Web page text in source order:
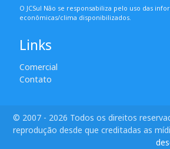
O JCSul Não se responsabiliza pelo uso das
econômicas/clima disponibilizados.
Links
Comercial
Contato
© 2007 - 2026 Todos os direitos
reprodução desde que creditadas as